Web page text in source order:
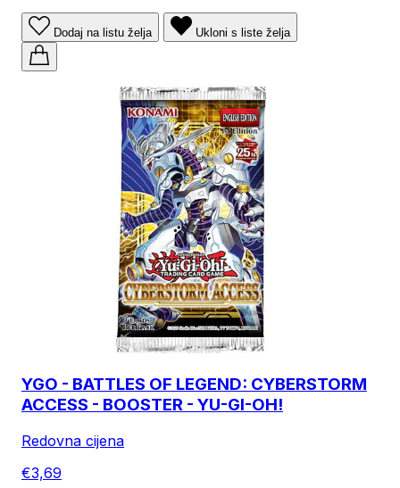
Dodaj na listu želja Ukloni s liste želja
YGO - BATTLES OF LEGEND: CYBERSTORM
ACCESS - BOOSTER - YU-GI-OH!
Redovna cijena
€3,69